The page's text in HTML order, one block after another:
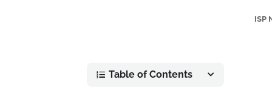
ISP
Table of Contents